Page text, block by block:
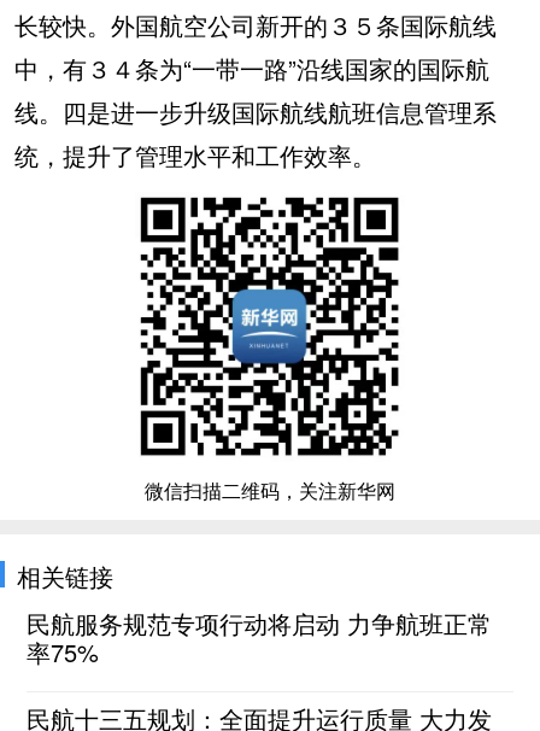
长较快。外国航空公司新开的３５条国际航线
中，有３４条为“一带一路”沿线国家的国际航
线。四是进一步升级国际航线航班信息管理系
统，提升了管理水平和工作效率。
微信扫描二维码，关注新华网
相关链接
民航服务规范专项行动将启动 力争航班正常
率75%
民航十三五规划：全面提升运行质量 大力发